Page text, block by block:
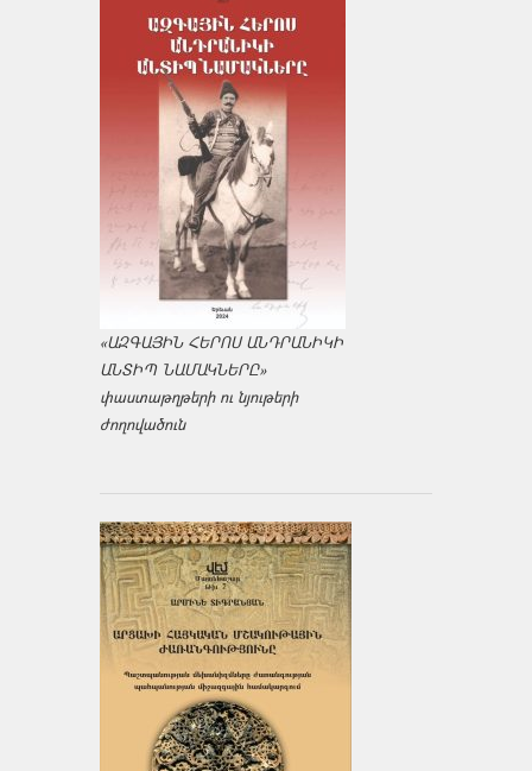
«ԱԶԳԱՅԻՆ ՀԵՐՈՍ ԱՆԴՐԱՆԻԿԻ
ԱՆՏԻՊ ՆԱՄԱԿՆԵՐԸ»
փաստաթղթերի ու նյութերի
ժողովածուն